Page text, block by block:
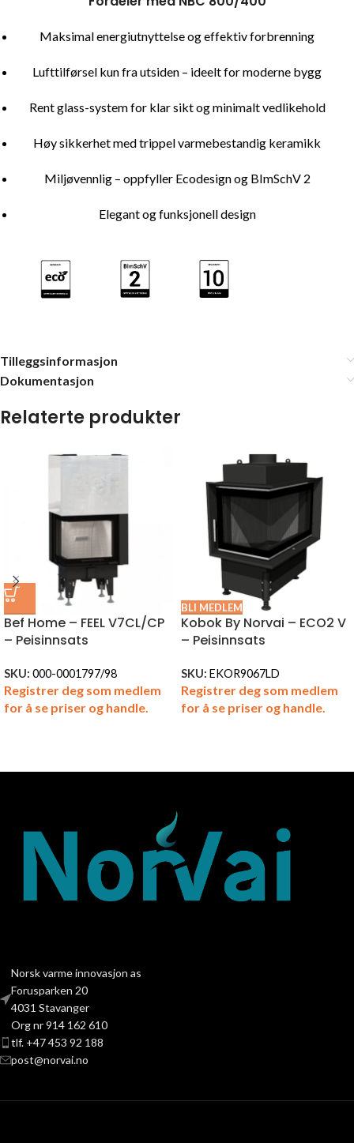
Maksimal energiutnyttelse og effektiv forbrenning
Lufttilførsel kun fra utsiden – ideelt for moderne bygg
Rent glass-system for klar sikt og minimalt vedlikehold
Høy sikkerhet med trippel varmebestandig keramikk
Miljøvennlig – oppfyller Ecodesign og BImSchV 2
Elegant og funksjonell design
Tilleggsinformasjon
Dokumentasjon
Relaterte produkter
Bef Home – FEEL V7CL/CP
– Peisinnsats
SKU: 000-0001797/98
Registrer deg som medlem
for å se priser og handle.
BLI MEDLEM
Kobok By Norvai – ECO2 V
– Peisinnsats
SKU: EKOR9067LD
Registrer deg som medlem
for å se priser og handle.
Norsk varme innovasjon as
Forusparken 20
4031 Stavanger
Org nr 914 162 610
tlf. +47 453 92 188
post@norvai.no